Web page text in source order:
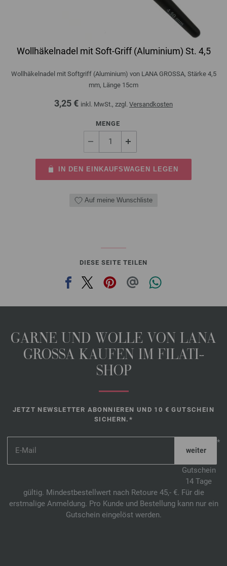
Wollhäkelnadel mit Soft-Griff (Aluminium) St. 4,5
Wollhäkelnadel mit Softgriff (Aluminium) von LANA GROSSA, Stärke 4,5
mm, Länge 15cm
3,25 € inkl. MwSt., zzgl. Versandkosten
MENGE
IN DEN EINKAUFSWAGEN LEGEN
Auf meine Wunschliste
DIESE SEITE TEILEN
GARNE UND WOLLE VON LANA
GROSSA KAUFEN IM FILATI-
SHOP
JETZT NEWSLETTER ABONNIEREN UND 10 € GUTSCHEIN
SICHERN.*
*
Gutschein
14 Tage
gültig. Mindestbestellwert nach Retoure 45,- €. Für die
erstmalige Anmeldung. Pro Kunde und Bestellung kann nur ein
Gutschein eingelöst werden.